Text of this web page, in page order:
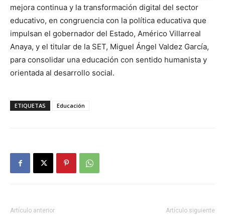
mejora continua y la transformación digital del sector
educativo, en congruencia con la política educativa que
impulsan el gobernador del Estado, Américo Villarreal
Anaya, y el titular de la SET, Miguel Ángel Valdez García,
para consolidar una educación con sentido humanista y
orientada al desarrollo social.
ETIQUETAS Educación
Artículo anterior Artículo siguiente